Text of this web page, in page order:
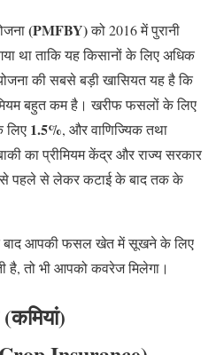
(PMFBY)को 2016 में पुरानी
था ताकि यह किसानों के लिए अधिक
की सबसे बड़ी खासियत यह है कि
बहुत कम है। खरीफ फसलों के लिए
लिए 1.5%, और वाणिज्यिक तथा
का प्रीमियम केंद्र और राज्य सरकार
से पहले से लेकर कटाई के बाद तक के
बाद आपकी फसल खेत में सूखने के लिए
है, तो भी आपको कवरेज मिलेगा।